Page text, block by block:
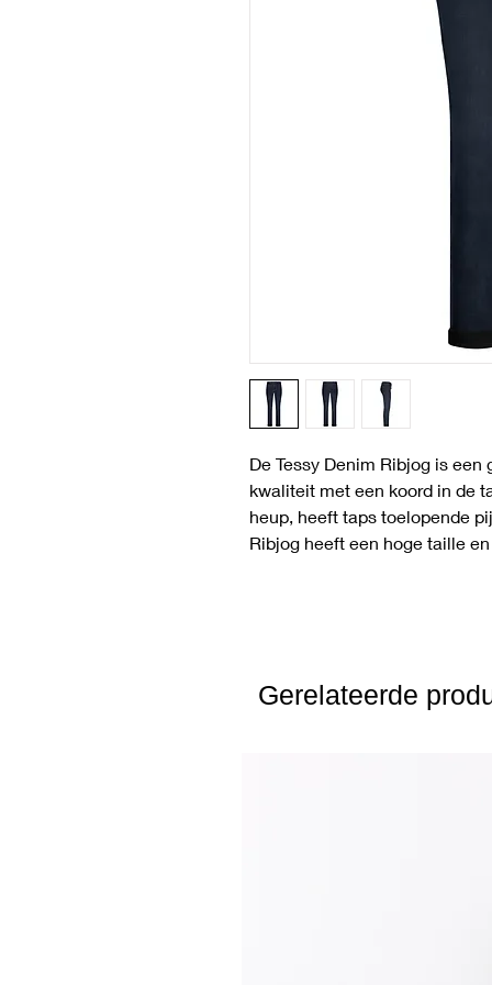
De Tessy Denim Ribjog is
kwaliteit met een koord in de
heup, heeft taps toelopende
Ribjog heeft een hoge taille
Gerelateerde